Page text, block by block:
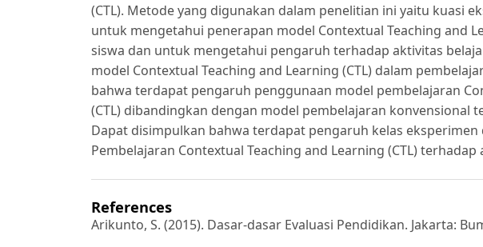
(CTL). Metode yang digunakan dalam penelitian ini yaitu kuasi
untuk mengetahui penerapan model Contextual Teaching and
siswa dan untuk mengetahui pengaruh terhadap aktivitas
model Contextual Teaching and Learning (CTL) dalam
bahwa terdapat pengaruh penggunaan model pembelajaran
(CTL) dibandingkan dengan model pembelajaran konvensional
Dapat disimpulkan bahwa terdapat pengaruh kelas
Pembelajaran Contextual Teaching and Learning (CTL)
References
Arikunto, S. (2015). Dasar-dasar Evaluasi Pendidikan. Jakarta: